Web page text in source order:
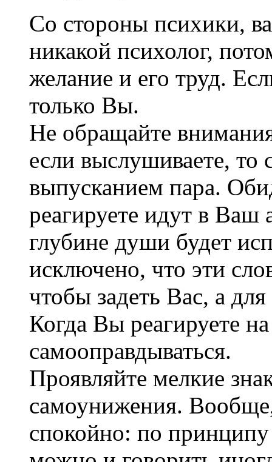
Со стороны психики,
никакой психолог,
желание и его труд.
только Вы.
Не обращайте
если выслушиваете, то
выпусканием пара.
реагируете идут в Ваш
глубине души будет
исключено, что эти
чтобы задеть Вас, а
Когда Вы реагируете
самооправдываться.
Проявляйте мелкие
самоунижения. Вообще,
спокойно: по принципу